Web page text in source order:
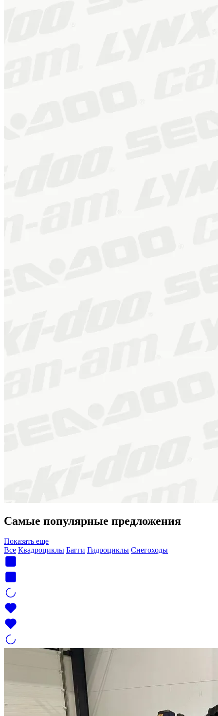
Самые популярные предложения
Показать еще
Все Квадроциклы Багги Гидроциклы Снегоходы